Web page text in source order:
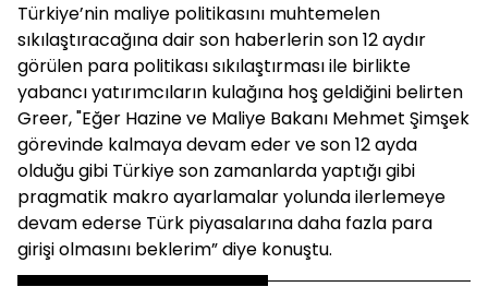
Türkiye’nin maliye politikasını muhtemelen
sıkılaştıracağına dair son haberlerin son 12 aydır
görülen para politikası sıkılaştırması ile birlikte
yabancı yatırımcıların kulağına hoş geldiğini belirten
Greer, "Eğer Hazine ve Maliye Bakanı Mehmet Şimşek
görevinde kalmaya devam eder ve son 12 ayda
olduğu gibi Türkiye son zamanlarda yaptığı gibi
pragmatik makro ayarlamalar yolunda ilerlemeye
devam ederse Türk piyasalarına daha fazla para
girişi olmasını beklerim” diye konuştu.